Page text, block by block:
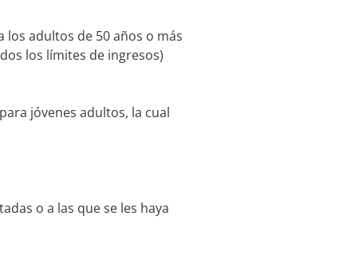
los adultos de 50 años o más
los límites de ingresos)
jóvenes adultos, la cual
o a las que se les haya